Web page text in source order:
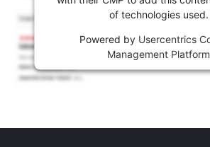
of technologies used.
Powered by Usercentrics
Management Platform